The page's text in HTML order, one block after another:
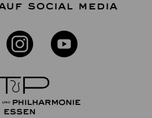
SOCIAL MEDIA